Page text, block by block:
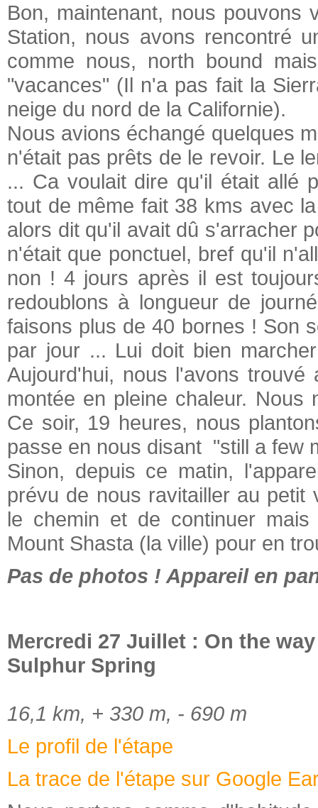
Bon, maintenant, nous
Station, nous avons rencontré
comme nous, north bound
"vacances" (Il n'a pas fait la
neige du nord de la Californie).
Nous avions échangé quelques
n'était pas prêts de le revoir. Le
... Ca voulait dire qu'il était allé
tout de même fait 38 kms avec
alors dit qu'il avait dû s'arracher
n'était que ponctuel, bref qu'il
non ! 4 jours après il est
redoublons à longueur de
faisons plus de 40 bornes ! Son
par jour ... Lui doit bien
Aujourd'hui, nous l'avons
montée en pleine chaleur.
Ce soir, 19 heures, nous
passe en nous disant "still a few
Sinon, depuis ce matin,
prévu de nous ravitailler au petit
le chemin et de continuer
Mount Shasta (la ville) pour en
Pas de photos ! Appareil en
Mercredi 27 Juillet : On the
Sulphur Spring
16,1 km, + 330 m, - 690 m
Le profil de l'étape
La trace de l'étape sur Google